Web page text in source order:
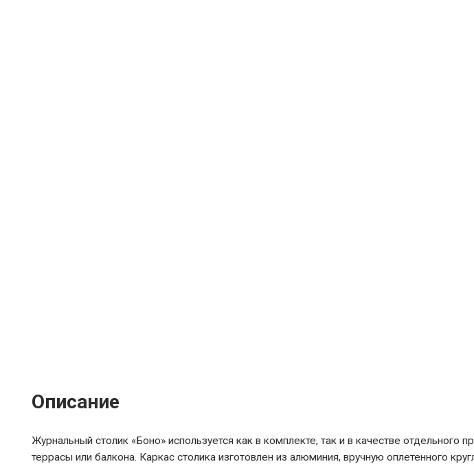
Описание
Журнальный столик «Боно» используется как в комплекте, так и в качестве отдельного
террасы или балкона. Каркас столика изготовлен из алюминия, вручную оплетенного